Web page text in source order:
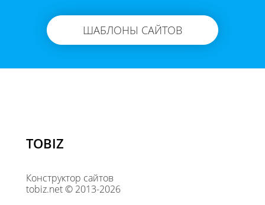
ШАБЛОНЫ САЙТОВ
TOBIZ
Конструктор сайтов
tobiz.net © 2013-2026